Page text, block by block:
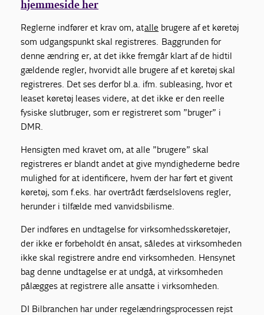
hjemmeside her
Reglerne indfører et krav om, atalle brugere af et køretøj
som udgangspunkt skal registreres. Baggrunden for
denne ændring er, at det ikke fremgår klart af de hidtil
gældende regler, hvorvidt alle brugere af et køretøj skal
registreres. Det ses derfor bl.a. ifm. subleasing, hvor et
leaset køretøj leases videre, at det ikke er den reelle
fysiske slutbruger, som er registreret som ”bruger” i
DMR.
Hensigten med kravet om, at alle ”brugere” skal
registreres er blandt andet at give myndighederne bedre
mulighed for at identificere, hvem der har ført et givent
køretøj, som f.eks. har overtrådt færdselslovens regler,
herunder i tilfælde med vanvidsbilisme.
Der indføres en undtagelse for virksomhedsskøretøjer,
der ikke er forbeholdt én ansat, således at virksomheden
ikke skal registrere andre end virksomheden. Hensynet
bag denne undtagelse er at undgå, at virksomheden
pålægges at registrere alle ansatte i virksomheden.
DI Bilbranchen har under regelændringsprocessen rejst